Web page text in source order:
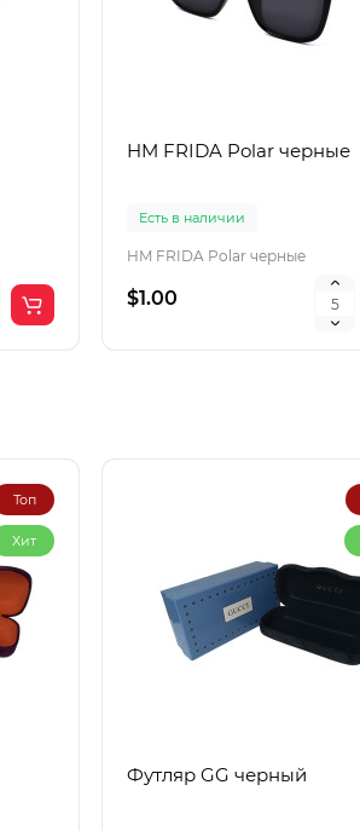
HM FRIDA Polar черные
Есть в наличии
HM FRIDA Polar черные
$1.00
Топ
Хит
Футляр GG черный